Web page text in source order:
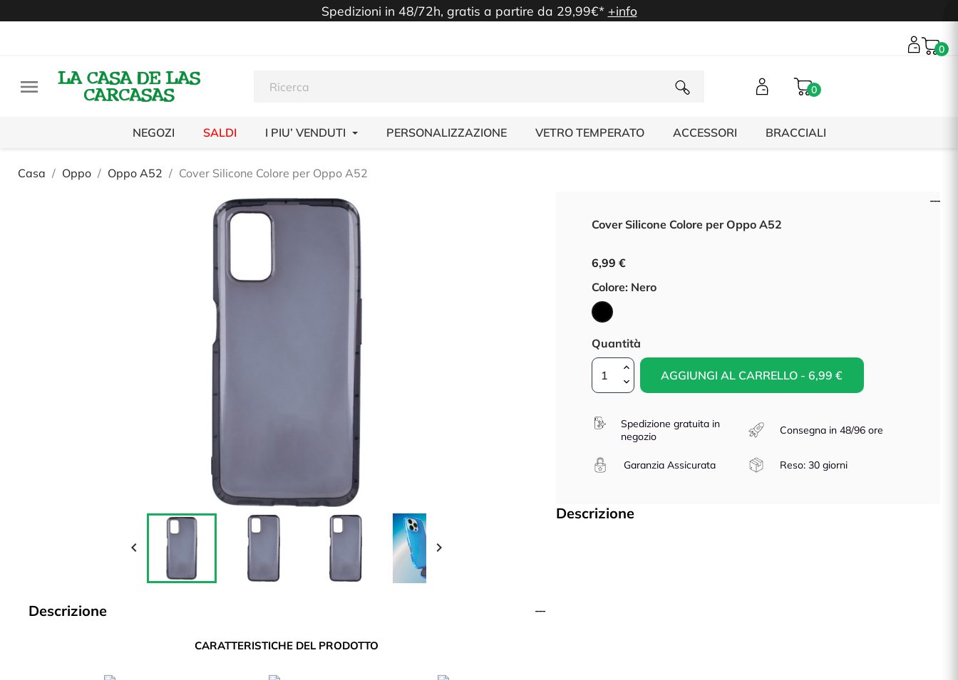
Spedizioni in 48/72h, gratis a partire da 29,99€* +info
0
 0
NEGOZI SALDI I PIU’ VENDUTI PERSONALIZZAZIONE VETRO TEMPERATO ACCESSORI BRACCIALI
Casa Oppo Oppo A52 Cover Silicone Colore per Oppo A52
 
Descrizione
CARATTERISTICHE DEL PRODOTTO
Cover Silicone Colore per Oppo A52
6,99 €
Colore: Nero
Nero
Quantità
AGGIUNGI AL CARRELLO - 6,99 €
Spedizione gratuita in
negozio
Consegna in 48/96 ore
Garanzia Assicurata Reso: 30 giorni
Descrizione